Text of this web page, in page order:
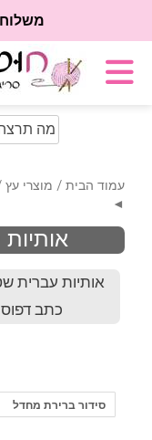
משלוח
Search
for:
עמוד הבית / מוצרי עץ
◄
אותיות עברית
כתב דפוס